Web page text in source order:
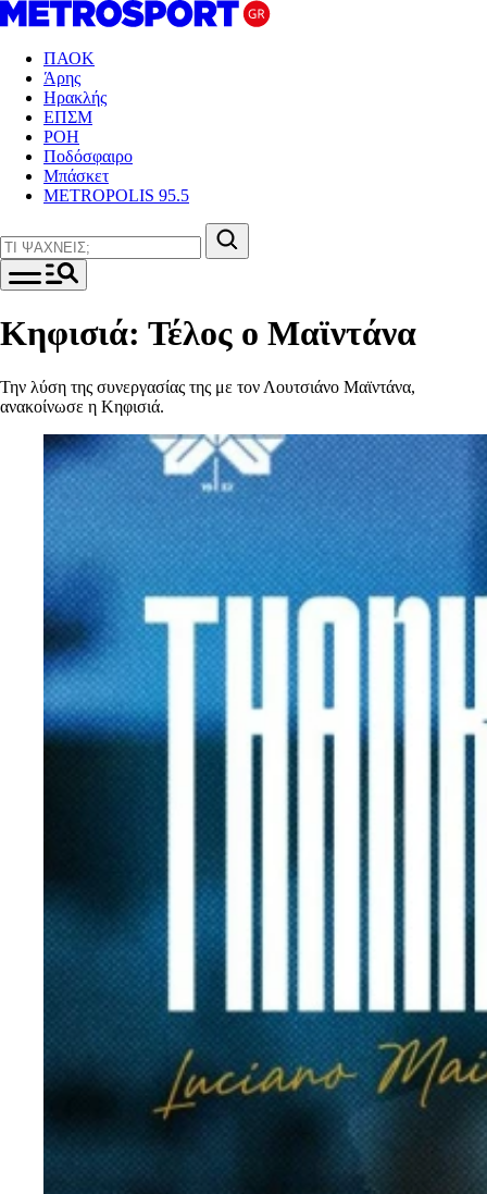
ΠΑΟΚ
Άρης
Ηρακλής
ΕΠΣΜ
ΡΟΗ
Ποδόσφαιρο
Μπάσκετ
METROPOLIS 95.5
Κηφισιά: Τέλος ο Μαϊντάνα
Την λύση της συνεργασίας της με τον Λουτσιάνο Μαϊντάνα,
ανακοίνωσε η Κηφισιά.